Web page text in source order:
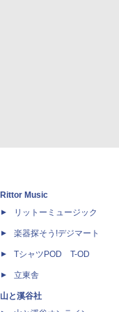
Rittor Music
リットーミュージック
楽器探そう!デジマート
TシャツPOD T-OD
立東舎
山と溪谷社